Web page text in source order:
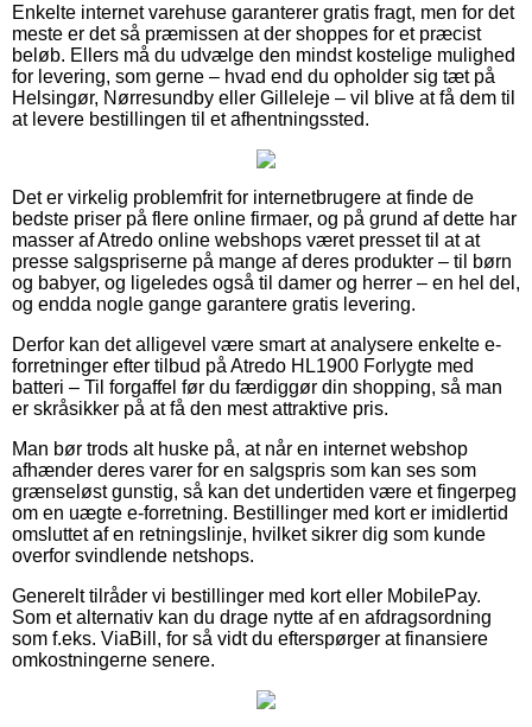
Enkelte internet varehuse garanterer gratis fragt, men for det
meste er det så præmissen at der shoppes for et præcist
beløb. Ellers må du udvælge den mindst kostelige mulighed
for levering, som gerne – hvad end du opholder sig tæt på
Helsingør, Nørresundby eller Gilleleje – vil blive at få dem til
at levere bestillingen til et afhentningssted.
Det er virkelig problemfrit for internetbrugere at finde de
bedste priser på flere online firmaer, og på grund af dette har
masser af Atredo online webshops været presset til at at
presse salgspriserne på mange af deres produkter – til børn
og babyer, og ligeledes også til damer og herrer – en hel del,
og endda nogle gange garantere gratis levering.
Derfor kan det alligevel være smart at analysere enkelte e-
forretninger efter tilbud på Atredo HL1900 Forlygte med
batteri – Til forgaffel før du færdiggør din shopping, så man
er skråsikker på at få den mest attraktive pris.
Man bør trods alt huske på, at når en internet webshop
afhænder deres varer for en salgspris som kan ses som
grænseløst gunstig, så kan det undertiden være et fingerpeg
om en uægte e-forretning. Bestillinger med kort er imidlertid
omsluttet af en retningslinje, hvilket sikrer dig som kunde
overfor svindlende netshops.
Generelt tilråder vi bestillinger med kort eller MobilePay.
Som et alternativ kan du drage nytte af en afdragsordning
som f.eks. ViaBill, for så vidt du efterspørger at finansiere
omkostningerne senere.